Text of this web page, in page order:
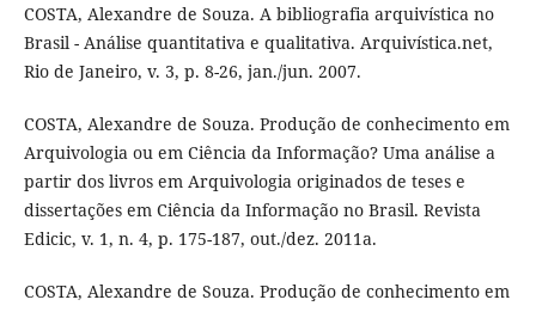
COSTA, Alexandre de Souza. A bibliografia arquivística no
Brasil - Análise quantitativa e qualitativa. Arquivística.net,
Rio de Janeiro, v. 3, p. 8-26, jan./jun. 2007.
COSTA, Alexandre de Souza. Produção de conhecimento em
Arquivologia ou em Ciência da Informação? Uma análise a
partir dos livros em Arquivologia originados de teses e
dissertações em Ciência da Informação no Brasil. Revista
Edicic, v. 1, n. 4, p. 175-187, out./dez. 2011a.
COSTA, Alexandre de Souza. Produção de conhecimento em